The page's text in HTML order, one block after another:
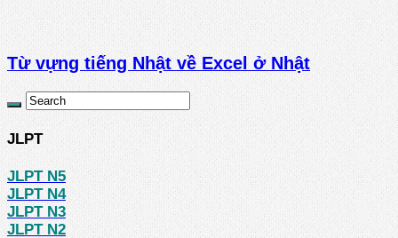
Từ vựng tiếng Nhật về Excel ở Nhật
JLPT
JLPT N5
JLPT N4
JLPT N3
JLPT N2